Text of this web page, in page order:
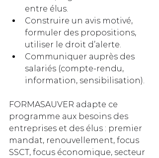
entre élus.
Construire un avis motivé,
formuler des propositions,
utiliser le droit d’alerte.
Communiquer auprès des
salariés (compte-rendu,
information, sensibilisation).
FORMASAUVER adapte ce
programme aux besoins des
entreprises et des élus : premier
mandat, renouvellement, focus
SSCT, focus économique, secteur